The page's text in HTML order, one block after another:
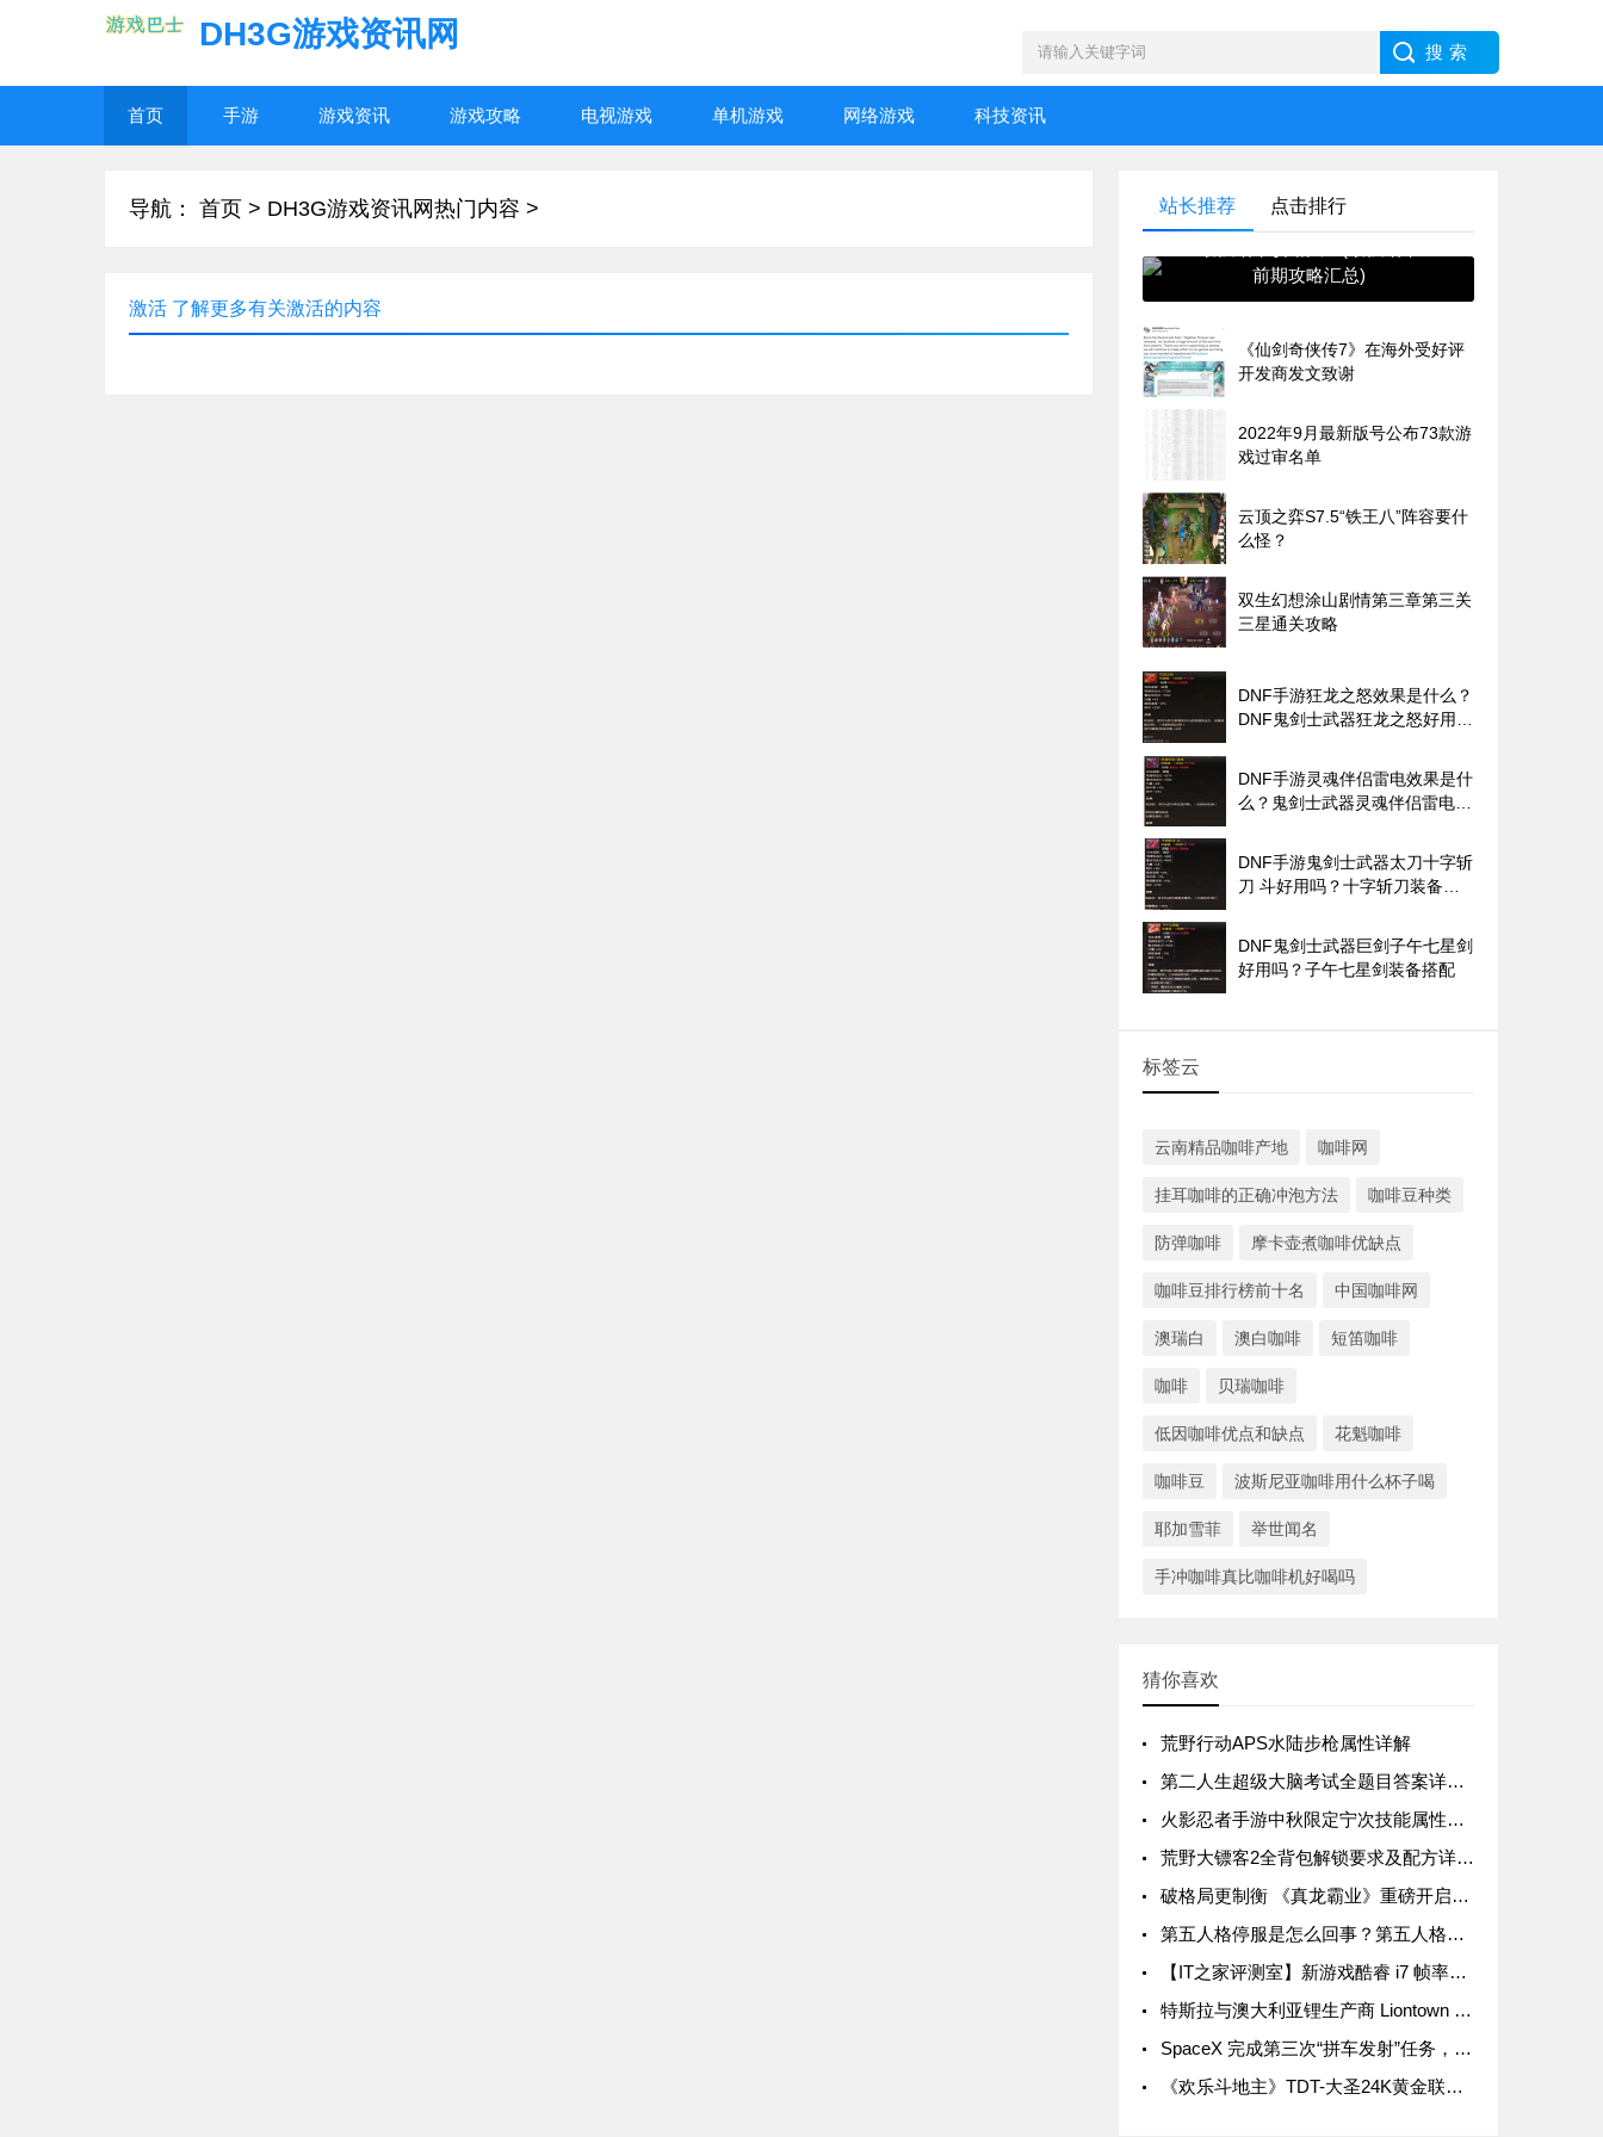
DH3G游戏资讯网
首页 手游 游戏资讯 游戏攻略 电视游戏 单机游戏 网络游戏 科技资讯
导航： 首页 > DH3G游戏资讯网热门内容 >
激活 了解更多有关激活的内容
站长推荐 点击排行
前期攻略汇总)
《仙剑奇侠传7》在海外受好评
开发商发文致谢
2022年9月最新版号公布73款游
戏过审名单
云顶之弈S7.5“铁王八”阵容要什
么怪？
双生幻想涂山剧情第三章第三关
三星通关攻略
DNF手游狂龙之怒效果是什么？
DNF鬼剑士武器狂龙之怒好用
DNF手游灵魂伴侣雷电效果是什
么？鬼剑士武器灵魂伴侣雷电好
DNF手游鬼剑士武器太刀十字斩
刀 斗好用吗？十字斩刀装备搭
DNF鬼剑士武器巨剑子午七星剑
好用吗？子午七星剑装备搭配
标签云
云南精品咖啡产地 咖啡网
挂耳咖啡的正确冲泡方法 咖啡豆种类
防弹咖啡 摩卡壶煮咖啡优缺点
咖啡豆排行榜前十名 中国咖啡网
澳瑞白 澳白咖啡 短笛咖啡
咖啡 贝瑞咖啡
低因咖啡优点和缺点 花魁咖啡
咖啡豆 波斯尼亚咖啡用什么杯子喝
耶加雪菲 举世闻名
手冲咖啡真比咖啡机好喝吗
猜你喜欢
荒野行动APS水陆步枪属性详解
第二人生超级大脑考试全题目答案详解汇总
火影忍者手游中秋限定宁次技能属性详解
荒野大镖客2全背包解锁要求及配方详解汇总
破格局更制衡 《真龙霸业》重磅开启SLG3.0时代
第五人格停服是怎么回事？第五人格停服公告一览
【IT之家评测室】新游戏酷睿 i7 帧率领先 15%，拯救者 Y9000P 与 R9000P 进一步拉开差距
特斯拉与澳大利亚锂生产商 Liontown Resources 签署五年协议，后者股价暴涨近 20%
SpaceX 完成第三次“拼车发射”任务，送 105 颗微型卫星入轨
《欢乐斗地主》TDT-大圣24K黄金联赛首轮周赛战罢 关注大圣Live抢互动豪礼！